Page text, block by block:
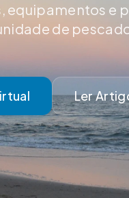
equipamentos e
de
Ler